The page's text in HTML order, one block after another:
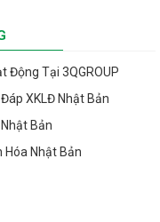
Động Tại 3QGROUP
XKLĐ Nhật Bản
Bản
Hóa Nhật Bản